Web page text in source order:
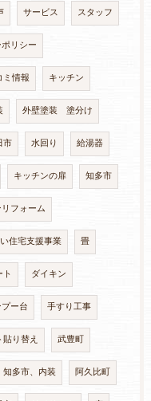
サービス スタッフ
リシー
ミ情報 キッチン
外壁塗装 塗分け
市 水回り 給湯器
キッチンの扉 知多市
フォーム
住宅支援事業 畳
ダイキン
ー台 手すり工事
貼り替え 武豊町
知多市、内装 阿久比町